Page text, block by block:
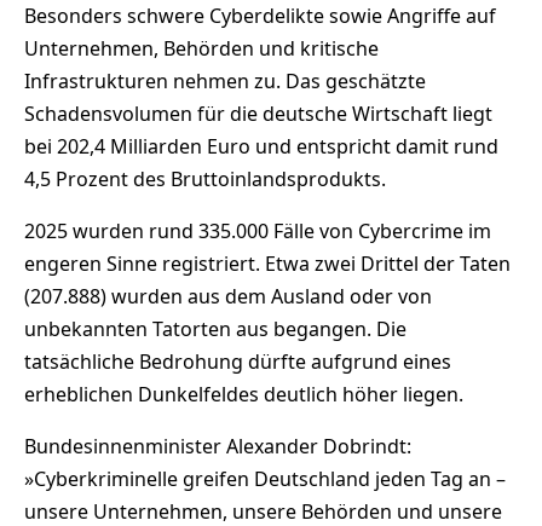
Besonders schwere Cyberdelikte sowie Angriffe auf
Unternehmen, Behörden und kritische
Infrastrukturen nehmen zu. Das geschätzte
Schadensvolumen für die deutsche Wirtschaft liegt
bei 202,4 Milliarden Euro und entspricht damit rund
4,5 Prozent des Bruttoinlandsprodukts.
2025 wurden rund 335.000 Fälle von Cybercrime im
engeren Sinne registriert. Etwa zwei Drittel der Taten
(207.888) wurden aus dem Ausland oder von
unbekannten Tatorten aus begangen. Die
tatsächliche Bedrohung dürfte aufgrund eines
erheblichen Dunkelfeldes deutlich höher liegen.
Bundesinnenminister Alexander Dobrindt:
»Cyberkriminelle greifen Deutschland jeden Tag an –
unsere Unternehmen, unsere Behörden und unsere